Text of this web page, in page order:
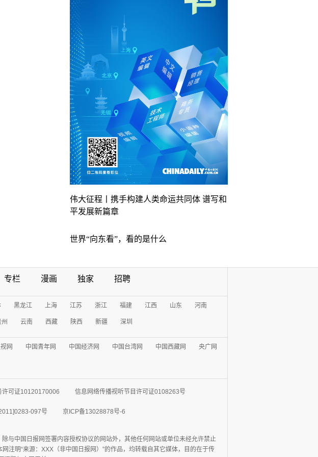
伟大征程丨携手构建人类命运共同体 谱写和
平发展新篇章
世界“向东看”，看的是什么
专栏 漫画 独家 招聘
黑龙江 上海 江苏 浙江 福建 江西 山东 河南
云南 西藏 陕西 新疆 深圳
网 中国青年网 中国经济网 中国台湾网 中国西藏网 央广网
许可证10120170006 信息网络传播视听节目许可证0108263号
097号 京ICP备13028878号-6
与中国日报网签署内容授权协议的网站外，其他任何网站或单位未经允许禁止
注明“来源：XXX（非中国日报网）”的作品，均转载自其它媒体，目的在于传